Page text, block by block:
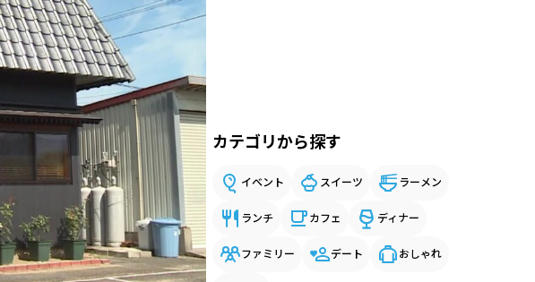
カテゴリから探す
イベント スイーツ ラーメン
ランチ カフェ ディナー
ファミリー デート おしゃれ